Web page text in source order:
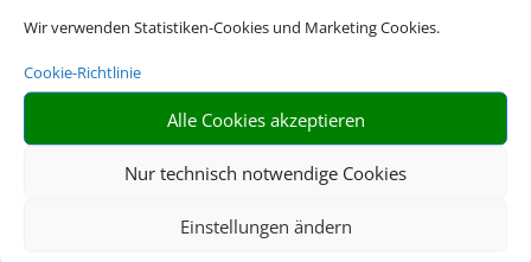
Wir verwenden Statistiken-Cookies und Marketing Cookies.
Cookie-Richtlinie
Alle Cookies akzeptieren
Nur technisch notwendige Cookies
Einstellungen ändern
©2025 • Schmetterling